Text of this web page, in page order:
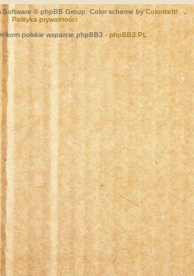
Software © phpBB Group. Color scheme byColorizeIt!
Polityka prywatności
polskie wsparcie phpBB3 -phpBB3.PL